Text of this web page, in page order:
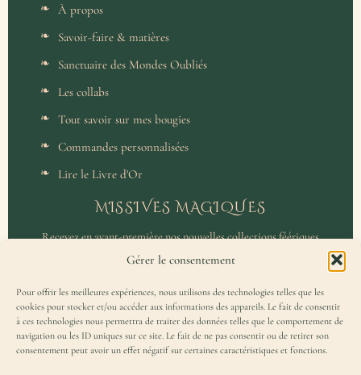
Gérer le consentement
Pour offrir les meilleures expériences, nous utilisons des technologies telles que les
cookies pour stocker et/ou accéder aux informations des appareils. Le fait de consentir
à ces technologies nous permettra de traiter des données telles que le comportement de
navigation ou les ID uniques sur ce site. Le fait de ne pas consentir ou de retirer son
consentement peut avoir un effet négatif sur certaines caractéristiques et fonctions.
À propos
Savoir-faire & matières
Sanctuaire des Mondes Oubliés
Les collabs
Tout savoir sur mes bougies
Commandes personnalisées
Lire le Livre d'Or
MISSIVES MAGIQUES
Recevez en avant-première nos nouvelles collections féériques
et un accès privilégié aux coulisses de l'atelier.